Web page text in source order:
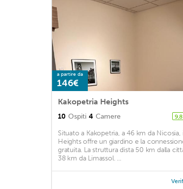
a partire da
146€
Kakopetria Heights
10 Ospiti 4 Camere 9,8
Situato a Kakopetria, a 46 km da Nicosia,
Heights offre un giardino e la
gratuita. La struttura dista 50 km dalla
38 km da Limassol. ...